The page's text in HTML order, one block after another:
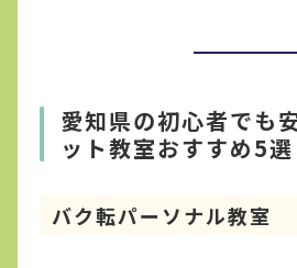
愛知県の初心者でも
ット教室おすすめ5選
バク転パーソナル教室